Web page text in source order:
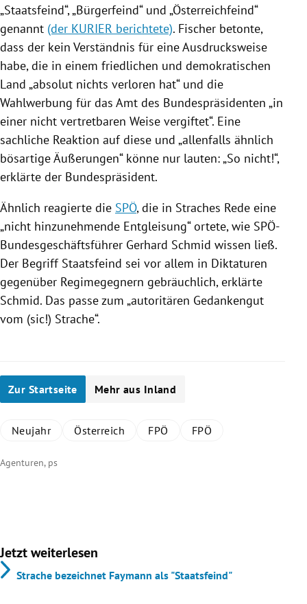
„Staatsfeind“, „Bürgerfeind“ und „Österreichfeind“
genannt (der KURIER berichtete). Fischer betonte,
dass der kein Verständnis für eine Ausdrucksweise
habe, die in einem friedlichen und demokratischen
Land „absolut nichts verloren hat“ und die
Wahlwerbung für das Amt des Bundespräsidenten „in
einer nicht vertretbaren Weise vergiftet“. Eine
sachliche Reaktion auf diese und „allenfalls ähnlich
bösartige Äußerungen“ könne nur lauten: „So nicht!“,
erklärte der Bundespräsident.
Ähnlich reagierte die SPÖ, die in Straches Rede eine
„nicht hinzunehmende Entgleisung“ ortete, wie SPÖ-
Bundesgeschäftsführer Gerhard Schmid wissen ließ.
Der Begriff Staatsfeind sei vor allem in Diktaturen
gegenüber Regimegegnern gebräuchlich, erklärte
Schmid. Das passe zum „autoritären Gedankengut
vom (sic!) Strache“.
Zur Startseite Mehr aus Inland
Neujahr Österreich FPÖ FPÖ
Agenturen, ps
Jetzt weiterlesen
Strache bezeichnet Faymann als "Staatsfeind"